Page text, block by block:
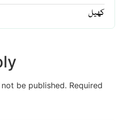
کھیل
be published. Required